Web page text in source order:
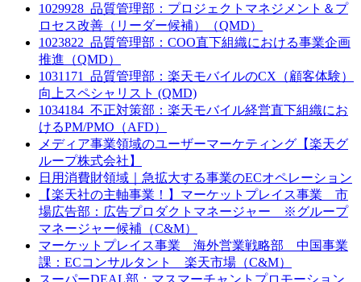
1029928_品質管理部：プロジェクトマネジメント＆プ
ロセス改善（リーダー候補）（QMD）
1023822_品質管理部：COO直下組織における事業企画
推進（QMD）
1031171_品質管理部：楽天モバイルのCX（顧客体験）
向上スペシャリスト (QMD)
1034184_不正対策部：楽天モバイル経営直下組織にお
けるPM/PMO（AFD）
メディア事業領域のユーザーマーケティング【楽天グ
ループ株式会社】
日用消費財領域｜急拡大する事業のECオペレーション
【楽天社の主軸事業！】マーケットプレイス事業 市
場広告部：広告プロダクトマネージャー ※グループ
マネージャー候補（C&M）
マーケットプレイス事業 海外営業戦略部 中国事業
課：ECコンサルタント 楽天市場（C&M）